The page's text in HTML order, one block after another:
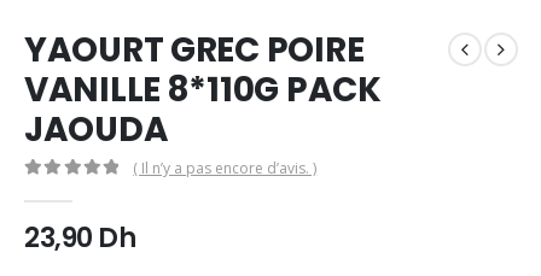
YAOURT GREC POIRE
VANILLE 8*110G PACK
JAOUDA
( Il n’y a pas encore d’avis. )
23,90 Dh